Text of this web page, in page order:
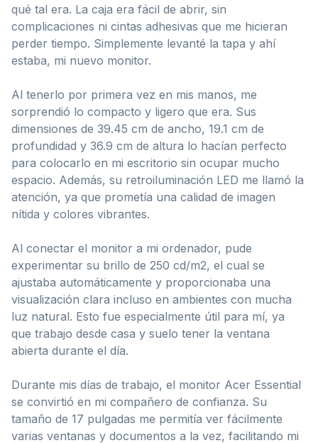
qué tal era. La caja era fácil de abrir, sin
complicaciones ni cintas adhesivas que me hicieran
perder tiempo. Simplemente levanté la tapa y ahí
estaba, mi nuevo monitor.
Al tenerlo por primera vez en mis manos, me
sorprendió lo compacto y ligero que era. Sus
dimensiones de 39.45 cm de ancho, 19.1 cm de
profundidad y 36.9 cm de altura lo hacían perfecto
para colocarlo en mi escritorio sin ocupar mucho
espacio. Además, su retroiluminación LED me llamó la
atención, ya que prometía una calidad de imagen
nítida y colores vibrantes.
Al conectar el monitor a mi ordenador, pude
experimentar su brillo de 250 cd/m2, el cual se
ajustaba automáticamente y proporcionaba una
visualización clara incluso en ambientes con mucha
luz natural. Esto fue especialmente útil para mí, ya
que trabajo desde casa y suelo tener la ventana
abierta durante el día.
Durante mis días de trabajo, el monitor Acer Essential
se convirtió en mi compañero de confianza. Su
tamaño de 17 pulgadas me permitía ver fácilmente
varias ventanas y documentos a la vez, facilitando mi